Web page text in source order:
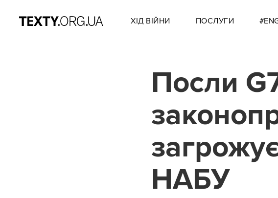
ХІД ВІЙНИ ПОСЛУГИ
Посли
НАБУ